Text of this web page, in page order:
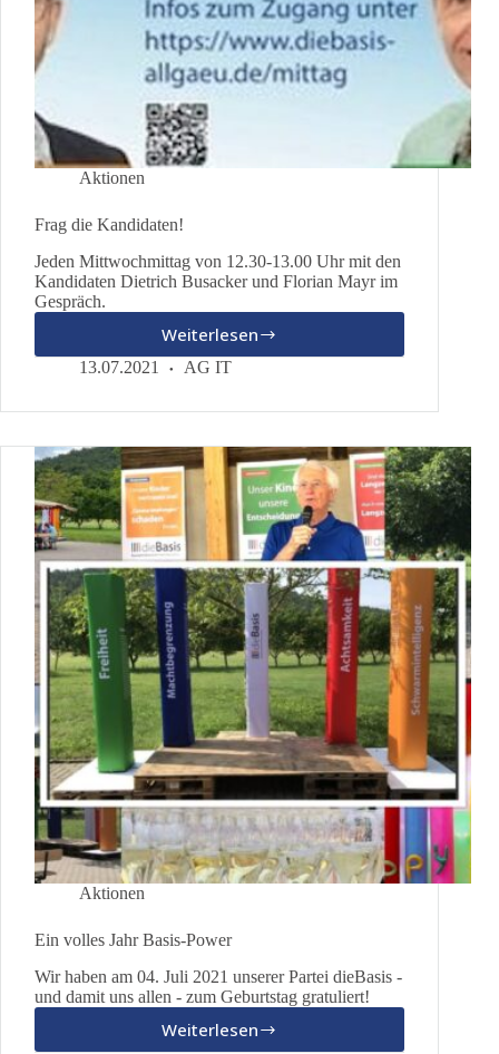
Aktionen
Frag die Kandidaten!
Jeden Mittwochmittag von 12.30-13.00 Uhr mit den
Kandidaten Dietrich Busacker und Florian Mayr im
Gespräch.
Weiterlesen
Frag
die
13.07.2021 AG IT
Aktionen
Ein volles Jahr Basis-Power
Wir haben am 04. Juli 2021 unserer Partei dieBasis -
und damit uns allen - zum Geburtstag gratuliert!
Weiterlesen
Ein